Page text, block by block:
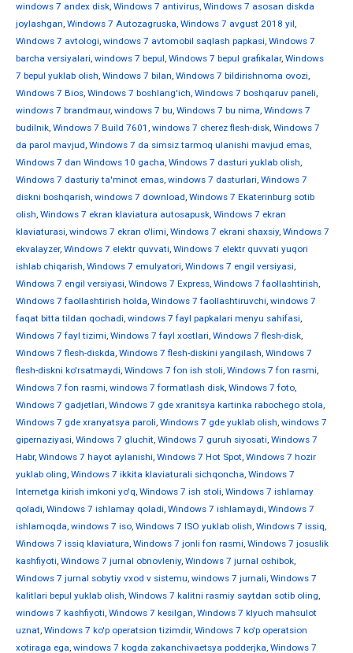
windows 7 andex disk, Windows 7 antivirus, Windows 7 asosan diskda
joylashgan, Windows 7 Autozagruska, Windows 7 avgust 2018 yil,
Windows 7 avtologi, windows 7 avtomobil saqlash papkasi, Windows 7
barcha versiyalari, windows 7 bepul, Windows 7 bepul grafikalar, Windows
7 bepul yuklab olish, Windows 7 bilan, Windows 7 bildirishnoma ovozi,
Windows 7 Bios, Windows 7 boshlang'ich, Windows 7 boshqaruv paneli,
windows 7 brandmaur, windows 7 bu, Windows 7 bu nima, Windows 7
budilnik, Windows 7 Build 7601 , windows 7 cherez flesh-disk, Windows 7
da parol mavjud, Windows 7 da simsiz tarmoq ulanishi mavjud emas,
Windows 7 dan Windows 10 gacha, Windows 7 dasturi yuklab olish,
Windows 7 dasturiy ta'minot emas, windows 7 dasturlari, Windows 7
diskni boshqarish, windows 7 download, Windows 7 Ekaterinburg sotib
olish, Windows 7 ekran klaviatura autosapusk, Windows 7 ekran
klaviaturasi, windows 7 ekran o'limi, Windows 7 ekrani shaxsiy, Windows 7
ekvalayzer, Windows 7 elektr quvvati, Windows 7 elektr quvvati yuqori
ishlab chiqarish, Windows 7 emulyatori, Windows 7 engil versiyasi,
Windows 7 engil versiyasi, Windows 7 Express, Windows 7 faollashtirish,
Windows 7 faollashtirish holda, Windows 7 faollashtiruvchi, windows 7
faqat bitta tildan qochadi, windows 7 fayl papkalari menyu sahifasi,
Windows 7 fayl tizimi, Windows 7 fayl xostlari, Windows 7 flesh-disk,
Windows 7 flesh-diskda, Windows 7 flesh-diskini yangilash, Windows 7
flesh-diskni ko'rsatmaydi, Windows 7 fon ish stoli, Windows 7 fon rasmi,
Windows 7 fon rasmi, windows 7 formatlash disk, Windows 7 foto,
Windows 7 gadjetlari, Windows 7 gde xranitsya kartinka rabochego stola,
Windows 7 gde xranyatsya paroli, Windows 7 gde yuklab olish, windows 7
gipernaziyasi, Windows 7 gluchit, Windows 7 guruh siyosati, Windows 7
Habr, Windows 7 hayot aylanishi, Windows 7 Hot Spot, Windows 7 hozir
yuklab oling, Windows 7 ikkita klaviaturali sichqoncha, Windows 7
Internetga kirish imkoni yo'q, Windows 7 ish stoli, Windows 7 ishlamay
qoladi, Windows 7 ishlamay qoladi, Windows 7 ishlamaydi, Windows 7
ishlamoqda, windows 7 iso, Windows 7 ISO yuklab olish, Windows 7 issiq,
Windows 7 issiq klaviatura, Windows 7 jonli fon rasmi, Windows 7 josuslik
kashfiyoti, Windows 7 jurnal obnovleniy, Windows 7 jurnal oshibok,
Windows 7 jurnal sobytiy vxod v sistemu, windows 7 jurnali, Windows 7
kalitlari bepul yuklab olish, Windows 7 kalitni rasmiy saytdan sotib oling,
windows 7 kashfiyoti, Windows 7 kesilgan, Windows 7 klyuch mahsulot
uznat, Windows 7 ko'p operatsion tizimdir, Windows 7 ko'p operatsion
xotiraga ega, windows 7 kogda zakanchivaetsya podderjka, Windows 7